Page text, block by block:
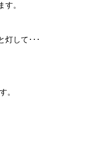
す。
灯して･･･
。